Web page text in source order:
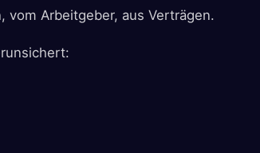
vom Arbeitgeber, aus Verträgen.